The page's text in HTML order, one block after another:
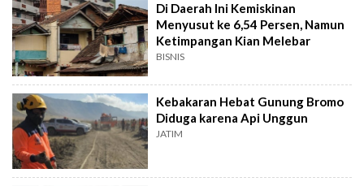
Di Daerah Ini Kemiskinan
Menyusut ke 6,54 Persen, Namun
Ketimpangan Kian Melebar
BISNIS
Kebakaran Hebat Gunung Bromo
Diduga karena Api Unggun
JATIM